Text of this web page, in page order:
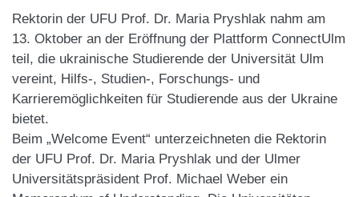
Rektorin der UFU Prof. Dr. Maria Pryshlak nahm am
13. Oktober an der Eröffnung der Plattform ConnectUlm
teil, die ukrainische Studierende der Universität Ulm
vereint, Hilfs-, Studien-, Forschungs- und
Karrieremöglichkeiten für Studierende aus der Ukraine
bietet.
Beim „Welcome Event“ unterzeichneten die Rektorin
der UFU Prof. Dr. Maria Pryshlak und der Ulmer
Universitätspräsident Prof. Michael Weber ein